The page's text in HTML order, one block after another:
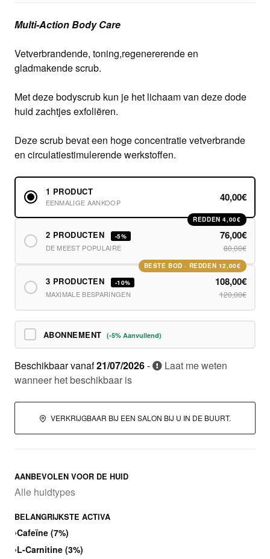
Multi-Action Body Care
Vetverbrandende, toning,regenererende en
gladmakende scrub.
Met deze bodyscrub kun je het lichaam van deze dode
huid zachtjes exfoliëren.
Deze scrub bevat een hoge concentratie vetverbrande
en circulatiestimulerende werkstoffen.
1 PRODUCT
EENMALIGE AANKOOP 40,00€
REDDEN 4,00€
2 PRODUCTEN -5%
DE MEEST POPULAIRE
76,00€
80,00€
BESTE BOD · REDDEN 12,00€
3 PRODUCTEN -10%
MAXIMALE BESPARINGEN
108,00€
120,00€
ABONNEMENT (-5% Aanvullend)
Beschikbaar vanaf21/07/2026-
Laat me weten
wanneer het beschikbaar is
VERKRIJGBAAR BIJ EEN SALON BIJ U IN DE BUURT.
AANBEVOLEN VOOR DE HUID
Alle huidtypes
BELANGRIJKSTE ACTIVA
›Cafeïne (7%)
›L-Carnitine (3%)